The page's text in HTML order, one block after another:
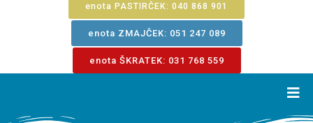
enota PASTIRČEK: 040 868 901
enota ZMAJČEK: 051 247 089
enota ŠKRATEK: 031 768 559